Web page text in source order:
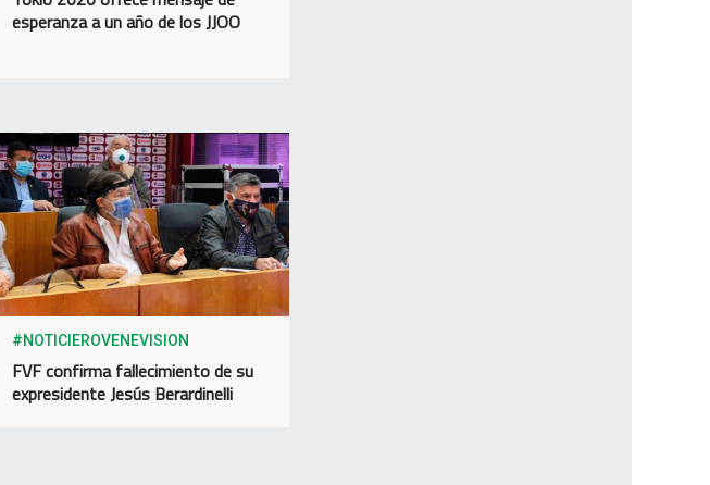
esperanza a un año de los JJOO
#NOTICIEROVENEVISION
FVF confirma fallecimiento de su
expresidente Jesús Berardinelli